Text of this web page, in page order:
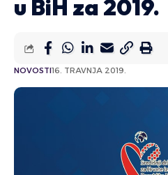
u BiH za 2019.
NOVOSTI16. TRAVNJA 2019.